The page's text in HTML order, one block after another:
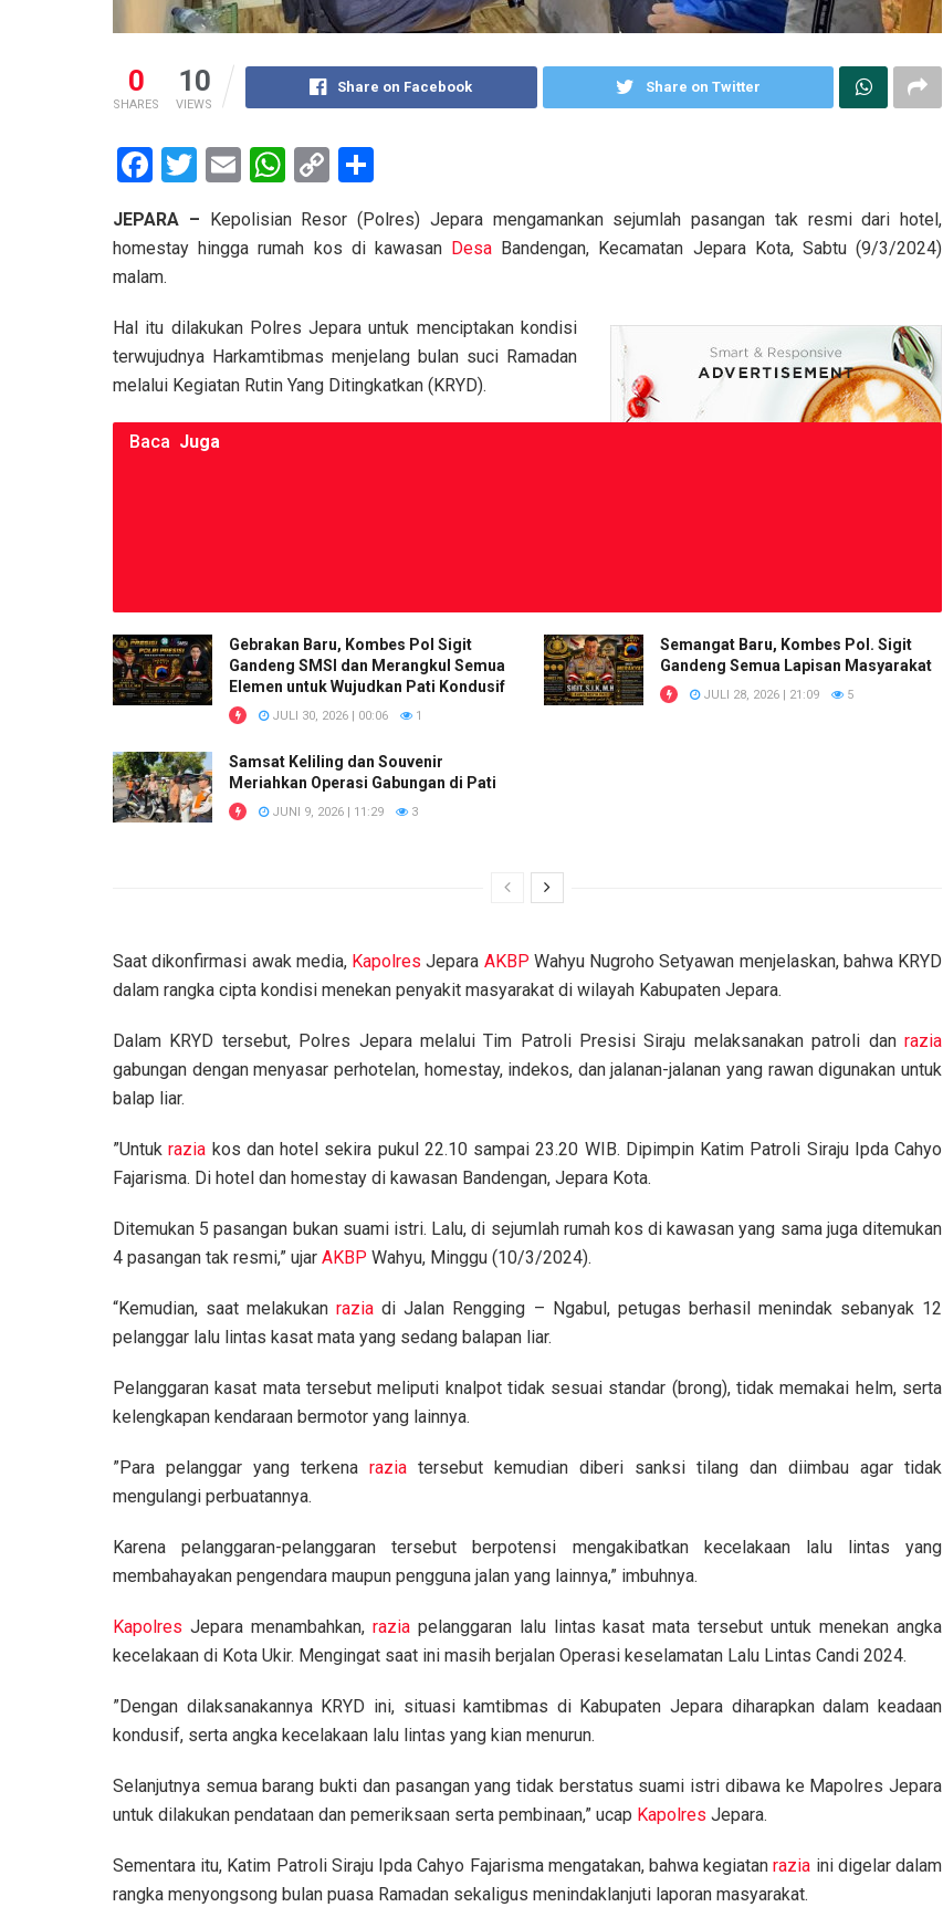
0
SHARES
10
VIEWS
Share on Facebook Share on Twitter
F
ce
b
o
k
T
tt
er
E
ail
W
at
p
p
C
py
k
ar
JEPARA – Kepolisian Resor (Polres) Jepara mengamankan sejumlah pasangan tak resmi dari hotel,
homestay hingga rumah kos di kawasan Desa Bandengan, Kecamatan Jepara Kota, Sabtu (9/3/2024)
malam.
Hal itu dilakukan Polres Jepara untuk menciptakan kondisi
terwujudnya Harkamtibmas menjelang bulan suci Ramadan
melalui Kegiatan Rutin Yang Ditingkatkan (KRYD).
Baca Juga
Gebrakan Baru, Kombes Pol Sigit
Gandeng SMSI dan Merangkul Semua
Elemen untuk Wujudkan Pati Kondusif
JULI 30, 2026 | 00:06 1
Semangat Baru, Kombes Pol. Sigit
Gandeng Semua Lapisan Masyarakat
JULI 28, 2026 | 21:09 5
Samsat Keliling dan Souvenir
Meriahkan Operasi Gabungan di Pati
JUNI 9, 2026 | 11:29 3
Saat dikonfirmasi awak media, Kapolres Jepara AKBP Wahyu Nugroho Setyawan menjelaskan, bahwa KRYD
dalam rangka cipta kondisi menekan penyakit masyarakat di wilayah Kabupaten Jepara.
Dalam KRYD tersebut, Polres Jepara melalui Tim Patroli Presisi Siraju melaksanakan patroli dan razia
gabungan dengan menyasar perhotelan, homestay, indekos, dan jalanan-jalanan yang rawan digunakan untuk
balap liar.
”Untukrazia kos dan hotel sekira pukul 22.10 sampai 23.20 WIB. Dipimpin Katim Patroli Siraju Ipda Cahyo
Fajarisma. Di hotel dan homestay di kawasan Bandengan, Jepara Kota.
Ditemukan 5 pasangan bukan suami istri. Lalu, di sejumlah rumah kos di kawasan yang sama juga ditemukan
4 pasangan tak resmi,” ujar AKBP Wahyu, Minggu (10/3/2024).
“Kemudian, saat melakukanrazia di Jalan Rengging – Ngabul, petugas berhasil menindak sebanyak 12
pelanggar lalu lintas kasat mata yang sedang balapan liar.
Pelanggaran kasat mata tersebut meliputi knalpot tidak sesuai standar (brong), tidak memakai helm, serta
kelengkapan kendaraan bermotor yang lainnya.
”Para pelanggar yang terkena razia tersebut kemudian diberi sanksi tilang dan diimbau agar tidak
mengulangi perbuatannya.
Karena pelanggaran-pelanggaran tersebut berpotensi mengakibatkan kecelakaan lalu lintas yang
membahayakan pengendara maupun pengguna jalan yang lainnya,” imbuhnya.
Kapolres Jepara menambahkan, raziapelanggaran lalu lintas kasat mata tersebut untuk menekan angka
kecelakaan di Kota Ukir. Mengingat saat ini masih berjalan Operasi keselamatan Lalu Lintas Candi 2024.
”Dengan dilaksanakannya KRYD ini, situasi kamtibmas di Kabupaten Jepara diharapkan dalam keadaan
kondusif, serta angka kecelakaan lalu lintas yang kian menurun.
Selanjutnya semua barang bukti dan pasangan yang tidak berstatus suami istri dibawa ke Mapolres Jepara
untuk dilakukan pendataan dan pemeriksaan serta pembinaan,” ucap Kapolres Jepara.
Sementara itu, Katim Patroli Siraju Ipda Cahyo Fajarisma mengatakan, bahwa kegiatanrazia ini digelar dalam
rangka menyongsong bulan puasa Ramadan sekaligus menindaklanjuti laporan masyarakat.